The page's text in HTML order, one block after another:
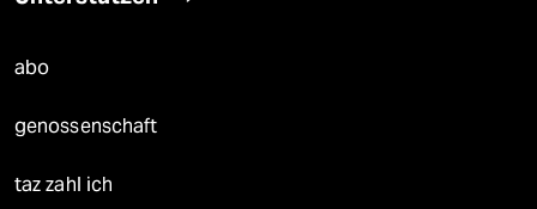
abo
genossenschaft
taz zahl ich